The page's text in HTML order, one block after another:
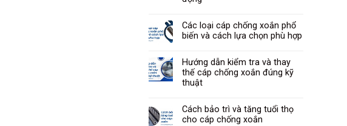
Các loại cáp chống xoắn phổ
biến và cách lựa chọn phù hợp
Hướng dẫn kiểm tra và thay
thế cáp chống xoắn đúng kỹ
thuật
Cách bảo trì và tăng tuổi thọ
cho cáp chống xoắn